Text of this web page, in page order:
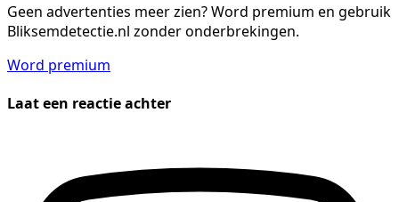
Geen advertenties meer zien?Word premium en gebruik
Bliksemdetectie.nl zonder onderbrekingen.
Word premium
Laat een reactie achter